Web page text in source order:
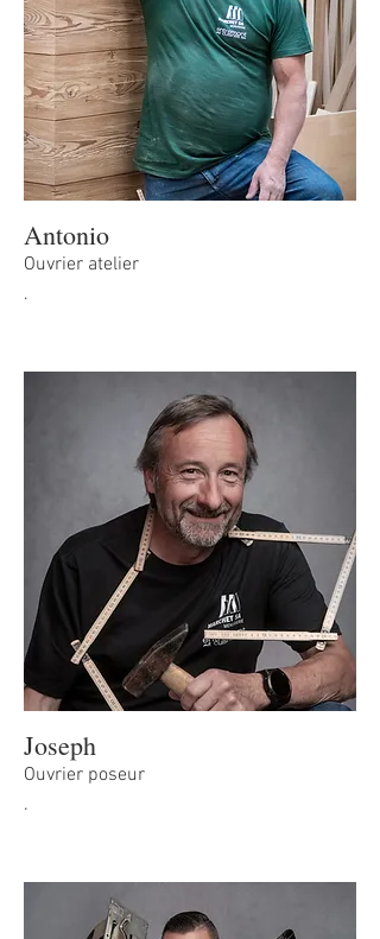
Antonio
Ouvrier atelier
.
Joseph
Ouvrier poseur
.